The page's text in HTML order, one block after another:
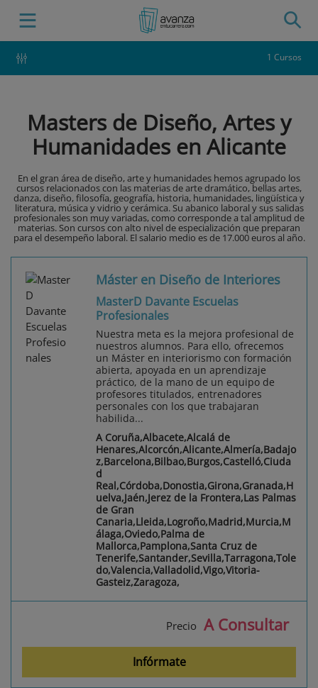
1 Cursos
Masters de Diseño, Artes y
Humanidades en Alicante
En el gran área de diseño, arte y humanidades hemos agrupado los
cursos relacionados con las materias de arte dramático, bellas artes,
danza, diseño, filosofía, geografía, historia, humanidades, lingüística y
literatura, música y vidrio y cerámica. Su abanico laboral y sus salidas
profesionales son muy variadas, como corresponde a tal amplitud de
materias. Son cursos con alto nivel de especialización que preparan
para el desempeño laboral. El salario medio es de 17.000 euros al año.
Máster en Diseño de Interiores
MasterD Davante Escuelas
Profesionales
Nuestra meta es la mejora profesional de
nuestros alumnos. Para ello, ofrecemos
un Máster en interiorismo con formación
abierta, apoyada en un aprendizaje
práctico, de la mano de un equipo de
profesores titulados, entrenadores
personales con los que trabajaran
habilida...
A Coruña,Albacete,Alcalá de
Henares,Alcorcón,Alicante,Almería,Badajo
z,Barcelona,Bilbao,Burgos,Castelló,Ciuda
d
Real,Córdoba,Donostia,Girona,Granada,H
uelva,Jaén,Jerez de la Frontera,Las Palmas
de Gran
Canaria,Lleida,Logroño,Madrid,Murcia,M
álaga,Oviedo,Palma de
Mallorca,Pamplona,Santa Cruz de
Tenerife,Santander,Sevilla,Tarragona,Tole
do,Valencia,Valladolid,Vigo,Vitoria-
Gasteiz,Zaragoza,
Precio A Consultar
Infórmate